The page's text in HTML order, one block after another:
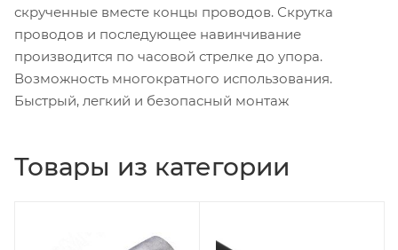
скрученные вместе концы проводов. Скрутка
проводов и последующее навинчивание
производится по часовой стрелке до упора.
Возможность многократного использования.
Быстрый, легкий и безопасный монтаж
Товары из категории